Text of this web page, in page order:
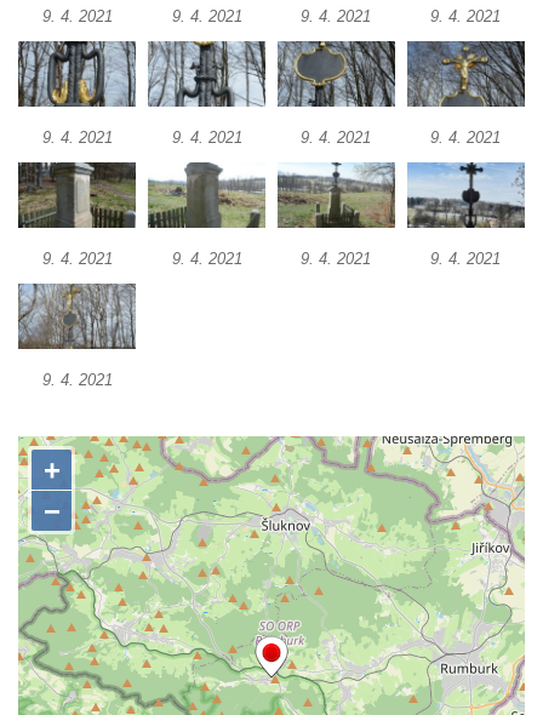
Meyerův kříž východně od Mikulášovic
Kříž u rozcestí k větrnému mlýnu Světlík v
Horním Podluží
Herltův kříž u Mikova v Mikulášovicích
Kříž u Borských u domu čp. 859 v
Mikulášovicích
Kříž Ließnerových naproti Mikovu v
Mikulášovicích
Mikulášovicích
Hampelův kříž u bývalých kasáren v
Mikulášovicích
Marchnerův (Zelený) kříž naproti domu čp.
35 v Mikulášovicích
Schneiderův kříž před domem čp. 55 v
Mikulášovicích
Kříž na Kostelní stezce v Mikulášovicích
9. 4. 2021 9. 4. 2021 9. 4. 2021 9. 4. 2021
9. 4. 2021 9. 4. 2021 9. 4. 2021 9. 4. 2021
9. 4. 2021 9. 4. 2021 9. 4. 2021 9. 4. 2021
9. 4. 2021